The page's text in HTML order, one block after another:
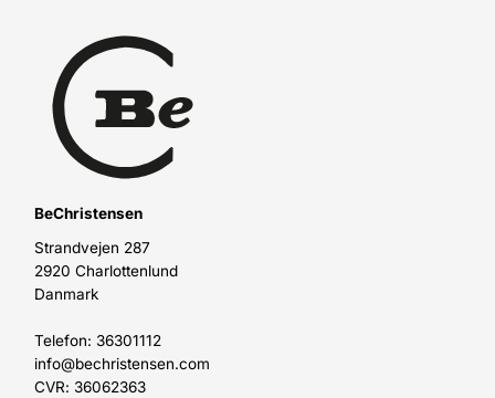
BeChristensen
Strandvejen 287
2920 Charlottenlund
Danmark
Telefon: 36301112
info@bechristensen.com
CVR: 36062363